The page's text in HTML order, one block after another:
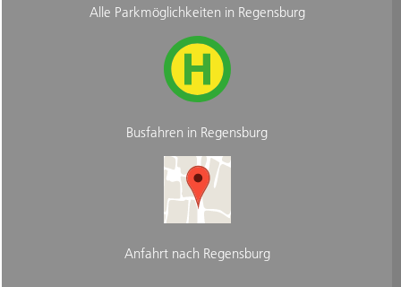
Alle Parkmöglichkeiten in Regensburg
Busfahren in Regensburg
Anfahrt nach Regensburg